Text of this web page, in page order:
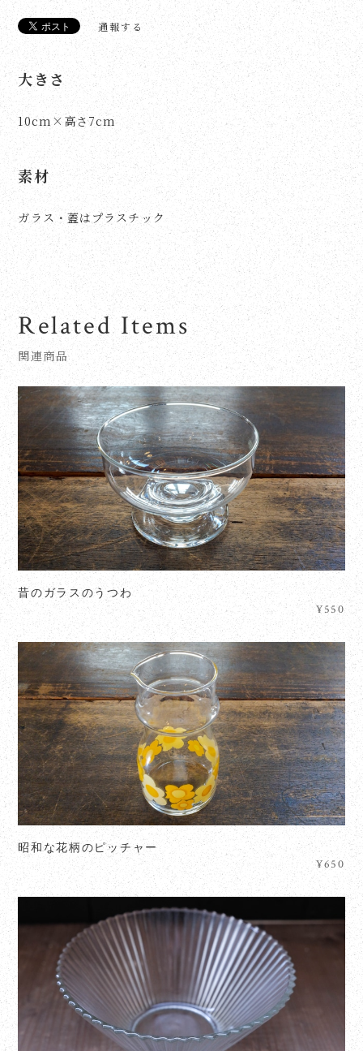
通報する
大きさ
10cm×高さ7cm
素材
ガラス・蓋はプラスチック
Related Items
関連商品
昔のガラスのうつわ
¥550
昭和な花柄のピッチャー
¥650